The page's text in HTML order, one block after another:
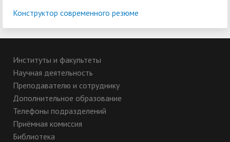
Конструктор современного резюме
Институты и факультеты
Научная деятельность
Преподавателю и сотруднику
Дополнительное образование
Телефоны подразделений
Приёмная комиссия
Библиотека